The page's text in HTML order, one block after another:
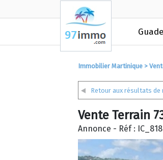
Immobilier Martinique >
Retour aux résultats de
Vente Terrain
Annonce - Réf : IC_818